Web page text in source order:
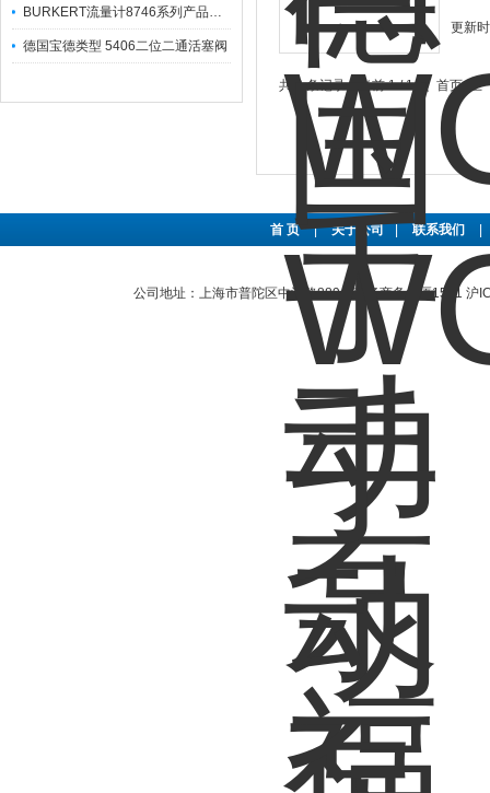
BURKERT流量计8746系列产品描述及常见类型
德国宝德类型 5406二位二通活塞阀
更新
共 6 条记录，当前 1 / 1 页 首页
首 页 | 关于公司 联系我们
公司地址：上海市普陀区中江路889号曹杨商务大厦1501 沪